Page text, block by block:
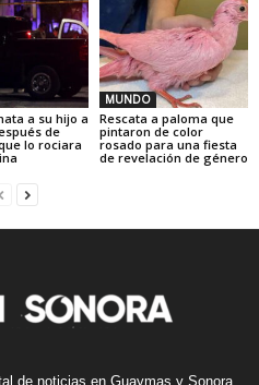
a su hijo a
de
lo rociara
MUNDO
Rescata a paloma que
pintaron de color
rosado para una fiesta
de revelación de género
de noticias en Guaymas y Sonora,